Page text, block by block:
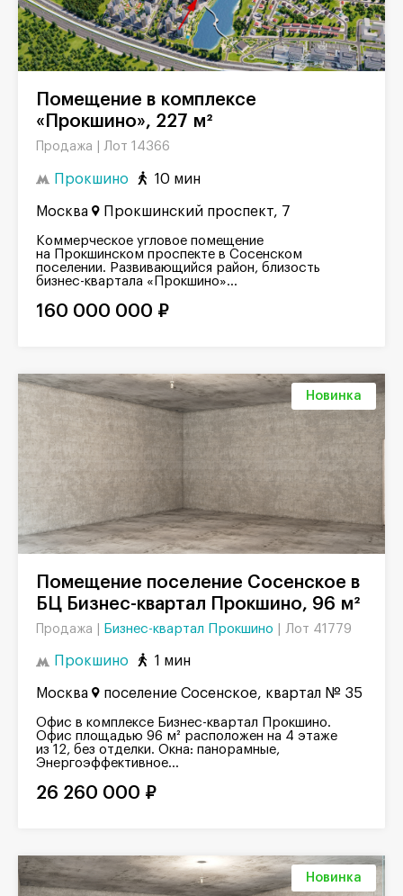
«Прокшино», 227 м²
Продажа | Лот 14366
Прокшино 10 мин
Москва Прокшинский проспект, 7
Коммерческое угловое помещение
на Прокшинском проспекте в Сосенском
поселении. Развивающийся район, близость
бизнес-квартала «Прокшино»...
160 000 000 ₽
Новинка
Помещение поселение Сосенское в
БЦ Бизнес-квартал Прокшино, 96 м²
Продажа | Бизнес-квартал Прокшино Лот 41779
Прокшино 1 мин
Москва поселение Сосенское, квартал № 35
Офис в комплексе Бизнес-квартал Прокшино.
Офис площадью 96 м² расположен на 4 этаже
из 12, без отделки. Окна: панорамные,
Энергоэффективное...
26 260 000 ₽
Новинка